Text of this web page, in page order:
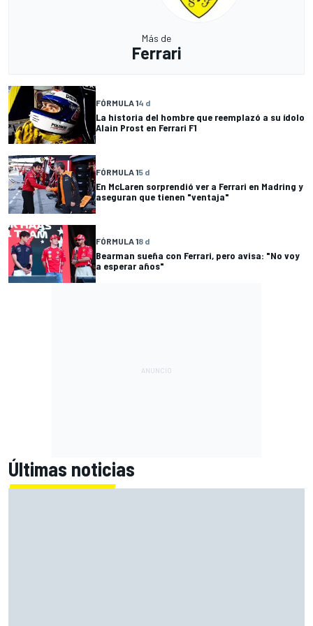
Más de
Ferrari
FÓRMULA 14 d
La historia del hombre que reemplazó a su ídolo
Alain Prost en Ferrari F1
FÓRMULA 15 d
En McLaren sorprendió ver a Ferrari en Madring y
aseguran que tienen "ventaja"
FÓRMULA 18 d
Bearman sueña con Ferrari, pero avisa: "No voy
a esperar años"
Últimas noticias